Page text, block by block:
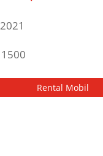
2021
1500
Rental Mobil